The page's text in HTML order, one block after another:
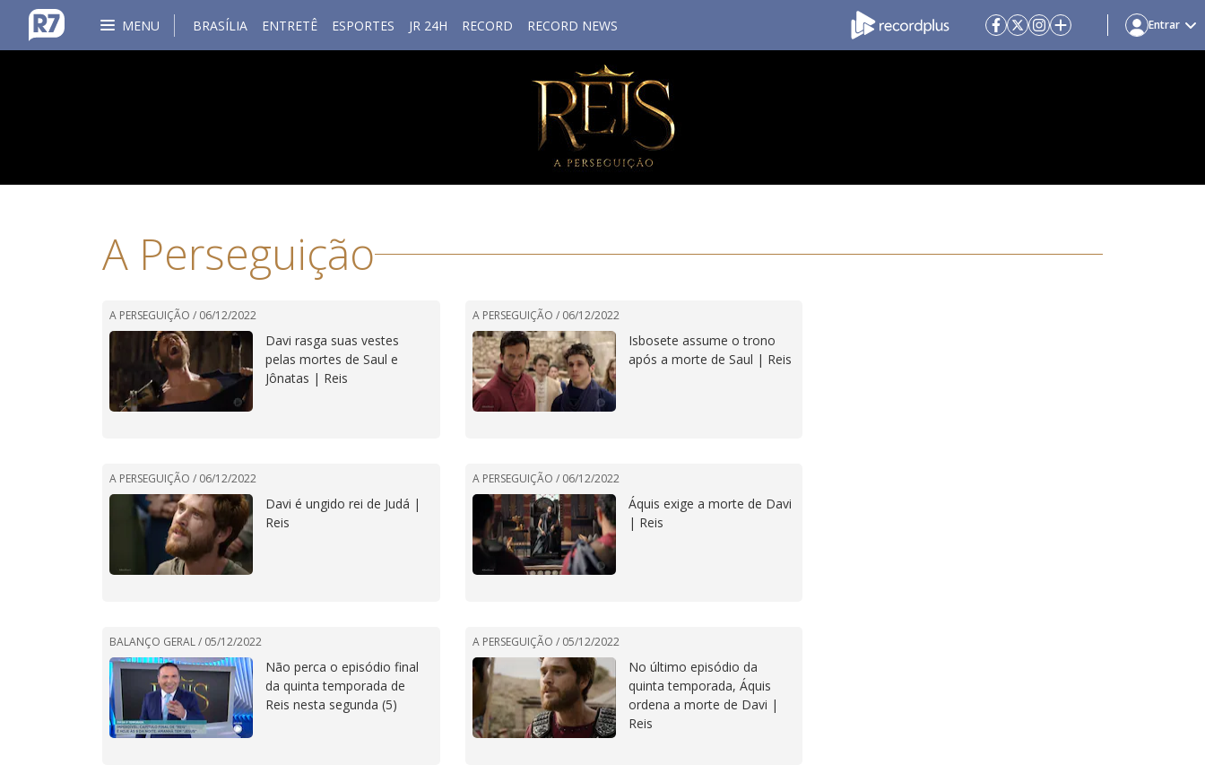
MENU BRASÍLIA ENTRETÊ ESPORTES JR 24H RECORD RECORD NEWS Entrar
A Perseguição
A PERSEGUIÇÃO / 06/12/2022
Davi rasga suas vestes
pelas mortes de Saul e
Jônatas | Reis
A PERSEGUIÇÃO / 06/12/2022
Isbosete assume o trono
após a morte de Saul | Reis
A PERSEGUIÇÃO / 06/12/2022
Davi é ungido rei de Judá |
Reis
A PERSEGUIÇÃO / 06/12/2022
Áquis exige a morte de Davi
| Reis
BALANÇO GERAL / 05/12/2022
Não perca o episódio final
da quinta temporada de
Reis nesta segunda (5)
A PERSEGUIÇÃO / 05/12/2022
No último episódio da
quinta temporada, Áquis
ordena a morte de Davi |
Reis